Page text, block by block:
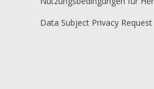
Data Subject Privacy Request